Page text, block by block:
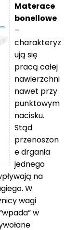
Materace
bonellowe
–
charakteryz
ują się
pracą całej
nawierzchni
nawet przy
punktowym
nacisku.
Stąd
przenoszon
e drgania
jednego
na
W
wagi
w